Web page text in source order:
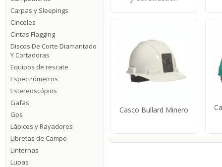
Casco Bullard Minero
Carpas y Sleepings
Cinceles
Cintas Flagging
Discos De Corte Diamantado
Y Cortadoras
Equipos de rescate
Espectrómetros
Estereoscópios
Gafas
Gps
Lápices y Rayadores
Libretas de Campo
Linternas
Lupas